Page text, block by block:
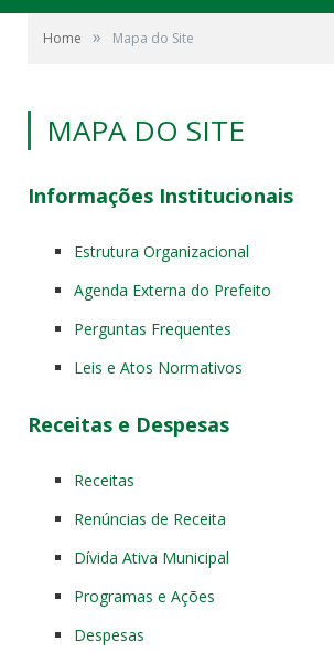
Home » Mapa do Site
MAPA DO SITE
Informações Institucionais
Estrutura Organizacional
Agenda Externa do Prefeito
Perguntas Frequentes
Leis e Atos Normativos
Receitas e Despesas
Receitas
Renúncias de Receita
Dívida Ativa Municipal
Programas e Ações
Despesas